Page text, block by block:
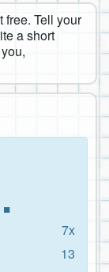
free. Tell your
a short
7x
13